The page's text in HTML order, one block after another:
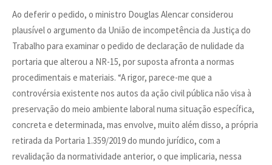
Ao deferir o pedido, o ministro Douglas Alencar considerou
plausível o argumento da União de incompetência da Justiça do
Trabalho para examinar o pedido de declaração de nulidade da
portaria que alterou a NR-15, por suposta afronta a normas
procedimentais e materiais. “A rigor, parece-me que a
controvérsia existente nos autos da ação civil pública não visa à
preservação do meio ambiente laboral numa situação específica,
concreta e determinada, mas envolve, muito além disso, a própria
retirada da Portaria 1.359/2019 do mundo jurídico, com a
revalidação da normatividade anterior, o que implicaria, nessa